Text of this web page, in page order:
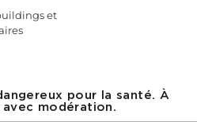
et
pour la santé. À
modération.